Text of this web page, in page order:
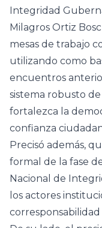
Integridad
Milagros Ortiz
mesas de trabajo
utilizando como
encuentros
sistema robusto
fortalezca la
confianza
Precisó además,
formal de la fase
Nacional de
los actores